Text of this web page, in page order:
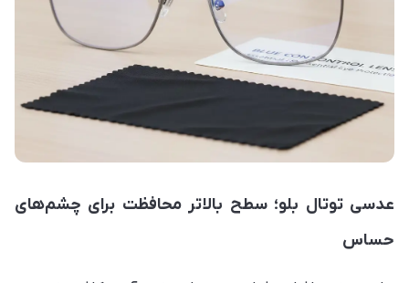
عدسی توتال بلو؛ سطح بالاتر محافظت برای چشم‌های
حساس